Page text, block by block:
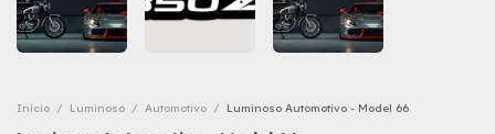
Início / Luminoso / Automotivo / Luminoso Automotivo - Model 66